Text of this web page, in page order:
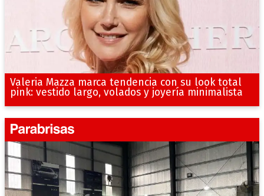
Valeria Mazza marca tendencia con su look total
pink: vestido largo, volados y joyería minimalista